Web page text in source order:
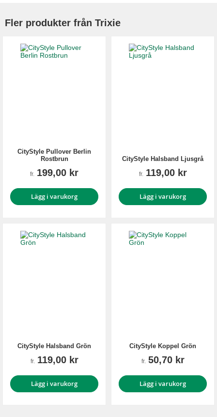
Fler produkter från Trixie
CityStyle Pullover Berlin
Rostbrun
fr. 199,00 kr
Lägg i varukorg
CityStyle Halsband Ljusgrå
fr. 119,00 kr
Lägg i varukorg
CityStyle Halsband Grön
fr. 119,00 kr
Lägg i varukorg
CityStyle Koppel Grön
fr. 50,70 kr
Lägg i varukorg